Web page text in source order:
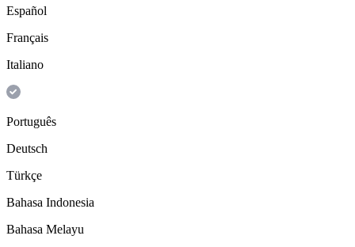
Español
Français
Italiano
Português
Deutsch
Türkçe
Bahasa Indonesia
Bahasa Melayu